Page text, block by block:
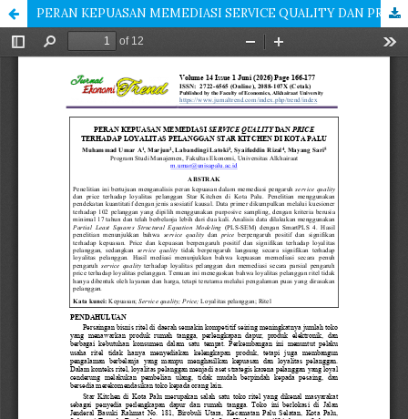
PERAN KEPUASAN MEMEDIASI SERVICE QUALITY DAN PRICE TERHADAP LOYALITAS PELANGGAN STAR KITCHEN DI KOTA PALU